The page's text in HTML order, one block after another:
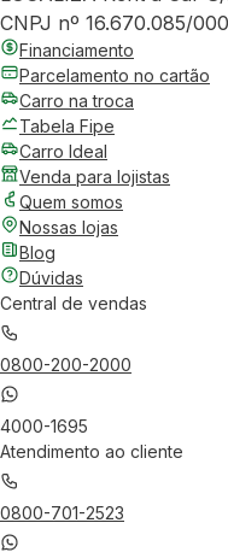
CNPJ nº 16.670.085/
Financiamento
Parcelamento no cartão
Carro na troca
Tabela Fipe
Carro Ideal
Venda para lojistas
Quem somos
Nossas lojas
Blog
Dúvidas
Central de vendas
0800-200-2000
4000-1695
Atendimento ao cliente
0800-701-2523